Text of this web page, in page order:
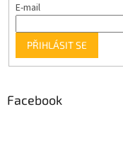
E-mail
PŘIHLÁSIT SE
Facebook